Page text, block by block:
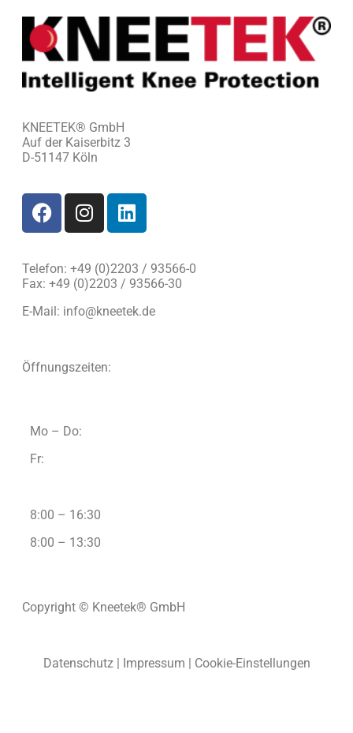
KNEETEK® GmbH
Auf der Kaiserbitz 3
D-51147 Köln
Telefon: +49 (0)2203 / 93566-0
Fax: +49 (0)2203 / 93566-30
E-Mail: info@kneetek.de
Öffnungszeiten:
Mo – Do:
Fr:
8:00 – 16:30
8:00 – 13:30
Copyright © Kneetek® GmbH
Datenschutz| Impressum | Cookie-Einstellungen